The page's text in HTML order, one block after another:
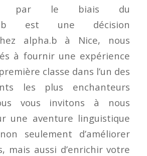
par le biais du
est une décision
alpha.b à Nice, nous
à fournir une expérience
classe dans l’un des
les plus enchanteurs
vous invitons à nous
une aventure linguistique
seulement d’améliorer
mais aussi d’enrichir votre